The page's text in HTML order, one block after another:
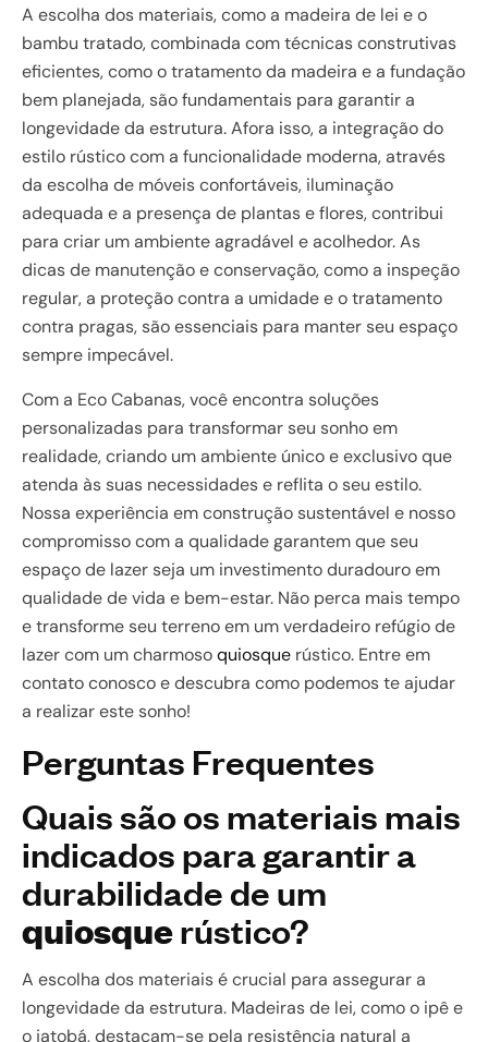
A escolha dos materiais, como a madeira de lei e o
bambu tratado, combinada com técnicas construtivas
eficientes, como o tratamento da madeira e a fundação
bem planejada, são fundamentais para garantir a
longevidade da estrutura. Afora isso, a integração do
estilo rústico com a funcionalidade moderna, através
da escolha de móveis confortáveis, iluminação
adequada e a presença de plantas e flores, contribui
para criar um ambiente agradável e acolhedor. As
dicas de manutenção e conservação, como a inspeção
regular, a proteção contra a umidade e o tratamento
contra pragas, são essenciais para manter seu espaço
sempre impecável.
Com a Eco Cabanas, você encontra soluções
personalizadas para transformar seu sonho em
realidade, criando um ambiente único e exclusivo que
atenda às suas necessidades e reflita o seu estilo.
Nossa experiência em construção sustentável e nosso
compromisso com a qualidade garantem que seu
espaço de lazer seja um investimento duradouro em
qualidade de vida e bem-estar. Não perca mais tempo
e transforme seu terreno em um verdadeiro refúgio de
lazer com um charmosoquiosque rústico. Entre em
contato conosco e descubra como podemos te ajudar
a realizar este sonho!
Perguntas Frequentes
Quais são os materiais mais
indicados para garantir a
durabilidade de um
quiosquerústico?
A escolha dos materiais é crucial para assegurar a
longevidade da estrutura. Madeiras de lei, como o ipê e
o jatobá, destacam-se pela resistência natural a